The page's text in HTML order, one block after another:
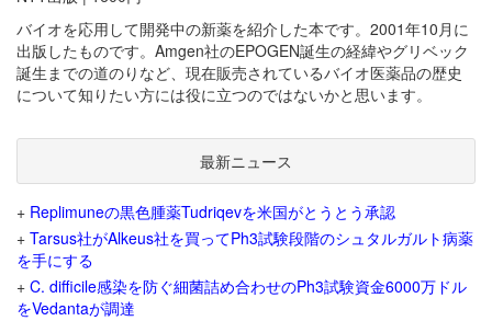
バイオを応用して開発中の新薬を紹介した本です。2001年10月に
出版したものです。Amgen社のEPOGEN誕生の経緯やグリベック
誕生までの道のりなど、現在販売されているバイオ医薬品の歴史
について知りたい方には役に立つのではないかと思います。
最新ニュース
+ Replimuneの黒色腫薬Tudriqevを米国がとうとう承認
+ Tarsus社がAlkeus社を買ってPh3試験段階のシュタルガルト病薬
を手にする
+ C. difficile感染を防ぐ細菌詰め合わせのPh3試験資金6000万ドル
をVedantaが調達